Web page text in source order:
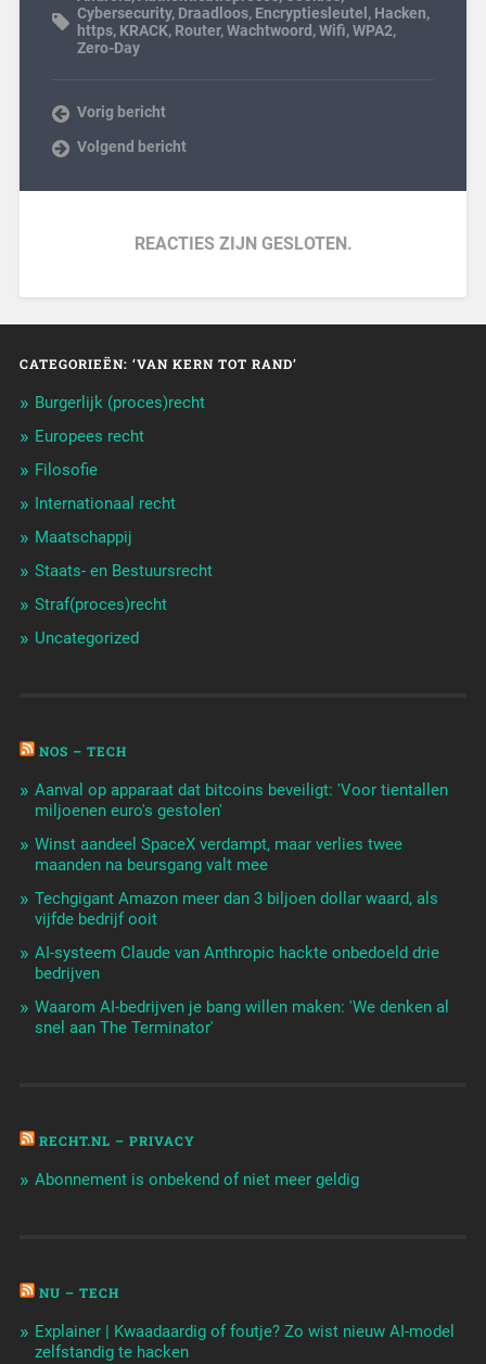
Cybersecurity, Draadloos, Encryptiesleutel , Hacken,
https, KRACK, Router,Wachtwoord ,Wifi,WPA2,
Zero-Day
Vorig bericht
Volgend bericht
REACTIES ZIJN GESLOTEN.
CATEGORIEËN: ‘VAN KERN TOT RAND’
Burgerlijk (proces)recht
Europees recht
Filosofie
Internationaal recht
Maatschappij
Staats- en Bestuursrecht
Straf(proces)recht
Uncategorized
NOS – TECH
Aanval op apparaat dat bitcoins beveiligt: 'Voor tientallen
miljoenen euro's gestolen'
Winst aandeel SpaceX verdampt, maar verlies twee
maanden na beursgang valt mee
Techgigant Amazon meer dan 3 biljoen dollar waard, als
vijfde bedrijf ooit
AI-systeem Claude van Anthropic hackte onbedoeld drie
bedrijven
Waarom AI-bedrijven je bang willen maken: 'We denken al
snel aan The Terminator'
RECHT.NL – PRIVACY
Abonnement is onbekend of niet meer geldig
NU – TECH
Explainer | Kwaadaardig of foutje? Zo wist nieuw AI-model
zelfstandig te hacken